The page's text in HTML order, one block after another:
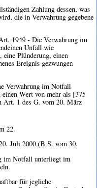
Zahlung dessen, was
die in Verwahrung gegebene
1949 - Die Verwahrung im
Unfall wie
eine Plünderung, einen
Ereignis gezwungen
Verwahrung im Notfall
einen Wert von mehr als [375
Art. 1 des G. vom 20. März
22.
Juli 2000 (B.S. vom 30.
im Notfall unterliegt im
für jegliche